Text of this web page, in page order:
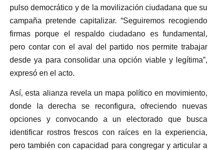
pulso democrático y de la movilización ciudadana que su
campaña pretende capitalizar. “Seguiremos recogiendo
firmas porque el respaldo ciudadano es fundamental,
pero contar con el aval del partido nos permite trabajar
desde ya para consolidar una opción viable y legítima”,
expresó en el acto.
Así, esta alianza revela un mapa político en movimiento,
donde la derecha se reconfigura, ofreciendo nuevas
opciones y convocando a un electorado que busca
identificar rostros frescos con raíces en la experiencia,
pero también con capacidad para congregar y articular a